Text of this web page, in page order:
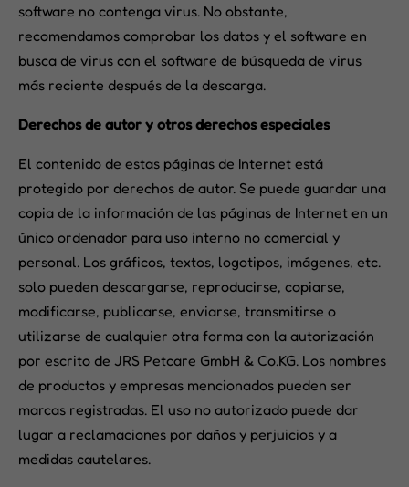
software no contenga virus. No obstante,
recomendamos comprobar los datos y el software en
busca de virus con el software de búsqueda de virus
más reciente después de la descarga.
Derechos de autor y otros derechos especiales
El contenido de estas páginas de Internet está
protegido por derechos de autor. Se puede guardar una
copia de la información de las páginas de Internet en un
único ordenador para uso interno no comercial y
personal. Los gráficos, textos, logotipos, imágenes, etc.
solo pueden descargarse, reproducirse, copiarse,
modificarse, publicarse, enviarse, transmitirse o
utilizarse de cualquier otra forma con la autorización
por escrito de JRS Petcare GmbH & Co.KG. Los nombres
de productos y empresas mencionados pueden ser
marcas registradas. El uso no autorizado puede dar
lugar a reclamaciones por daños y perjuicios y a
medidas cautelares.